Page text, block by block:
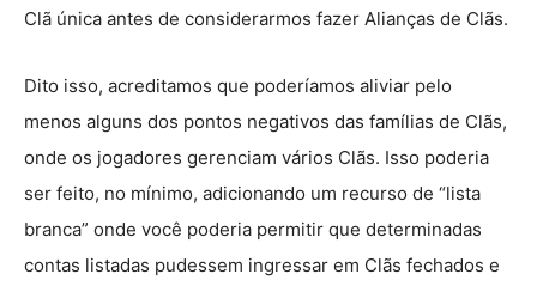
Clã única antes de considerarmos fazer Alianças de Clãs.
Dito isso, acreditamos que poderíamos aliviar pelo
menos alguns dos pontos negativos das famílias de Clãs,
onde os jogadores gerenciam vários Clãs. Isso poderia
ser feito, no mínimo, adicionando um recurso de “lista
branca” onde você poderia permitir que determinadas
contas listadas pudessem ingressar em Clãs fechados e